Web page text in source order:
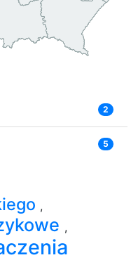
2
5
,
,